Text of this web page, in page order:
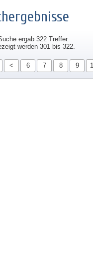
ergab 322 Treffer.
werden 301 bis 322.
< 6 7 8 9